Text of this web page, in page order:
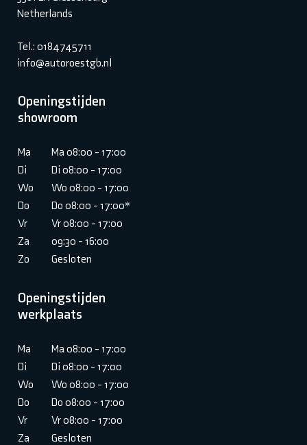
Netherlands
Tel.: 0184745711
info@autoroestgb.nl
Openingstijden
showroom
Ma
Ma 08:00 - 17:00
Di
Di 08:00 - 17:00
Wo
Wo 08:00 - 17:00
Do
Do 08:00 - 17:00*
Vr
Vr 08:00 - 17:00
Za
09:30 - 16:00
Zo
Gesloten
Openingstijden
werkplaats
Ma
Ma 08:00 - 17:00
Di
Di 08:00 - 17:00
Wo
Wo 08:00 - 17:00
Do
Do 08:00 - 17:00
Vr
Vr 08:00 - 17:00
Za
Gesloten